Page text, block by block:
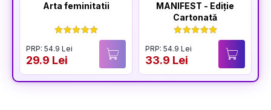
Arta feminitatii
PRP: 54.9 Lei
29.9 Lei
MANIFEST - Ediție
Cartonată
PRP: 54.9 Lei
33.9 Lei